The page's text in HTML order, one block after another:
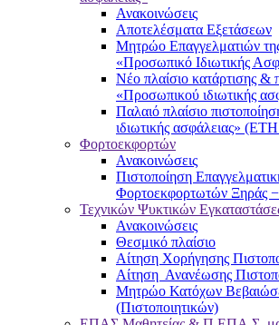
Ανακοινώσεις
Αποτελέσματα Εξετάσεων
Μητρώο Επαγγελματιών της
«Προσωπικό Ιδιωτικής
Νέο πλαίσιο κατάρτισης &
«Προσωπικού ιδιωτικής
Παλαιό πλαίσιο
ιδιωτικής ασφάλειας»
Φορτοεκφορτών
Ανακοινώσεις
Πιστοποίηση
Φορτοεκφορτωτών Ξηράς −
Τεχνικών Ψυκτικών
Ανακοινώσεις
Θεσμικό πλαίσιο
Αίτηση Χορήγησης
Αίτηση Ανανέωσης
Μητρώο Κατόχων
(Πιστοποιητικών)